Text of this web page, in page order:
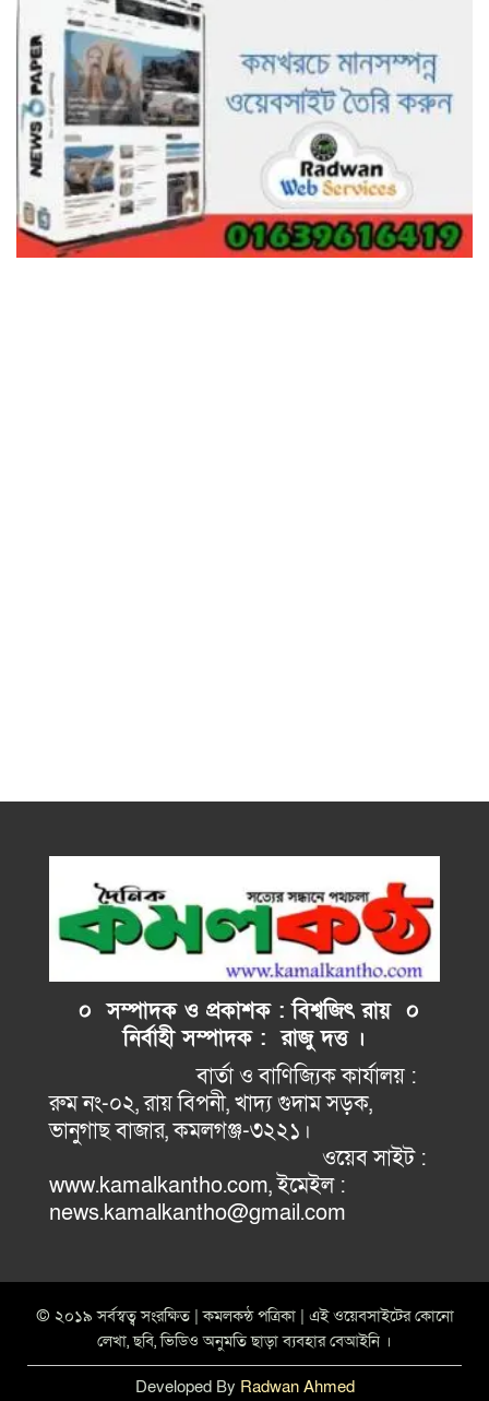
০ সম্পাদক ও প্রকাশক : বিশ্বজিৎ রায় ০
নির্বাহীসম্পাদক : রাজু দত্ত ।
বার্তা ও বাণিজ্যিক কার্যালয় :
রুম নং-০২, রায় বিপনী, খাদ্য গুদাম সড়ক,
ভানুগাছ বাজার, কমলগঞ্জ-৩২২১।
ওয়েব সাইট :
www.kamalkantho.com, ইমেইল :
news.kamalkantho@gmail.com
© ২০১৯ সর্বস্বত্ব সংরক্ষিত | কমলকন্ঠ পত্রিকা | এই ওয়েবসাইটের কোনো
লেখা, ছবি, ভিডিও অনুমতি ছাড়া ব্যবহার বেআইনি ।
Developed By Radwan Ahmed